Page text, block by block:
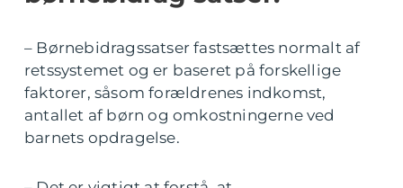
– Børnebidragssatser fastsættes normalt af
retssystemet og er baseret på forskellige
faktorer, såsom forældrenes indkomst,
antallet af børn og omkostningerne ved
barnets opdragelse.